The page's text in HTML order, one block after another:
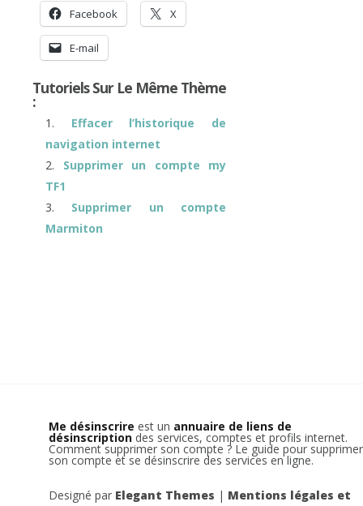
Facebook X
E-mail
Tutoriels Sur Le Même Thème
:
Effacer l’historique de
navigation internet
Supprimer un compte my
TF1
Supprimer un compte
Marmiton
Me désinscrire est un annuaire de liens de
désinscription des services, comptes et profils internet.
Comment supprimer son compte ? Le guide pour supprimer
son compte et se désinscrire des services en ligne.
Designé par Elegant Themes | Mentions légales et